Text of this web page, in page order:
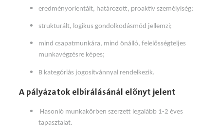
eredményorientált, határozott, proaktív személyiség;
strukturált, logikus gondolkodásmód jellemzi;
mind csapatmunkára, mind önálló, felelősségteljes
munkavégzésre képes;
B kategóriás jogosítvánnyal rendelkezik.
A pályázatok elbírálásánál előnyt jelent
Hasonló munkakörben szerzett legalább 1-2 éves
tapasztalat.